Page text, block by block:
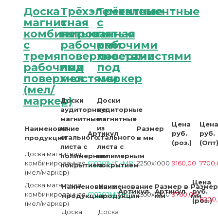
Доска
магнитная
комбинированная
с
тремя
рабочими
поверхностями
(мел/
маркер)
Наименование
продукции
Артикул
Размер
в мм
Цена
руб.
(роз.)
Цена
руб.
(Опт)
Доска магнитная
комбинированная
(мел/маркер)
010201МЛ+МР 2250х1000 9160,00
Доска магнитная
комбинированная
(мел/маркер)
010202МЛ+МР 2550х1000 9760,00
Трёхэлементные
с
пятью
рабочими
поверхностями
под
мел
Доски
аудиторные
магнитные
из
стального
листа с
полимерным
покрытием
Наименование
продукции
Артикул
Размер в
мм
Цена
руб.
(роз.)
Доска
Трёхэлементные
с
пятью
рабочими
поверхностями
под
маркер
Доски
аудиторные
магнитные
из
стального
листа с
полимерным
покрытием
Наименование
продукции
Артикул
мм
Доска